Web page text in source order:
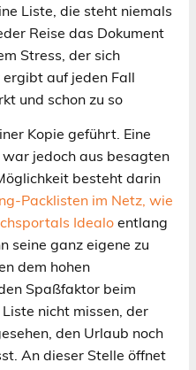
Liste, die steht niemals
Reise das Dokument
Stress, der sich
auf jeden Fall
und schon zu so
Kopie geführt. Eine
jedoch aus besagten
besteht darin
Packlisten im Netz, wie
Idealo entlang
seine ganz eigene zu
dem hohen
Spaßfaktor beim
nicht missen, der
den Urlaub noch
An dieser Stelle öffnet